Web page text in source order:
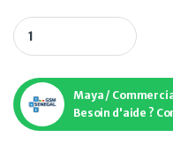
Machine à laver SMART
Maya /
Besoin d'aide ?